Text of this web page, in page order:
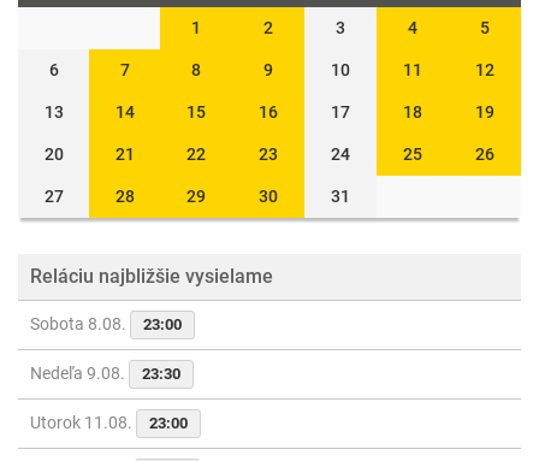
1
2 3 4 5
6 7 8 9 10 11 12
13 14 15 16 17 18 19
20 21 22 23 24 25 26
27 28 29 30 31
Reláciu najbližšie vysielame
Sobota 8.08. 23:00
Nedeľa 9.08. 23:30
Utorok 11.08. 23:00